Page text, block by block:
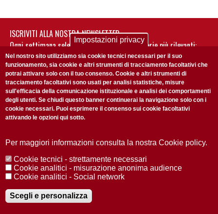
ISCRIVITI ALLA NOSTRA NEWSLETTER
Ogni settimana selezioniamo per te nostre storie più rilevanti:
non perderti gli aggiornamenti della nostra newsletter
Accetto laPrivacy Policy
Redazione Copyright Privacy
Area stampa
© 2025 Università di Padova
Registrazione presso il Tribunale di Padova n. 2097/2012 del 18 giugno
2012
Impostazioni privacy
Nel nostro sito utilizziamo sia cookie tecnici necessari per il suo
funzionamento, sia cookie e altri strumenti di tracciamento facoltativi che
potrai attivare solo con il tuo consenso. Cookie e altri strumenti di
tracciamento facoltativi sono usati per analisi statistiche, misure
sull'efficacia della comunicazione istituzionale e analisi dei comportamenti
degli utenti. Se chiudi questo banner continuerai la navigazione solo con i
cookie necessari. Puoi esprimere il consenso sui cookie facoltativi
attivando le opzioni qui sotto.
Per maggiori informazioni consulta la nostra Cookie policy.
Cookie tecnici - strettamente necessari
Cookie analitici - misurazione anonima audience
Cookie analitici - Social network
Scegli e personalizza